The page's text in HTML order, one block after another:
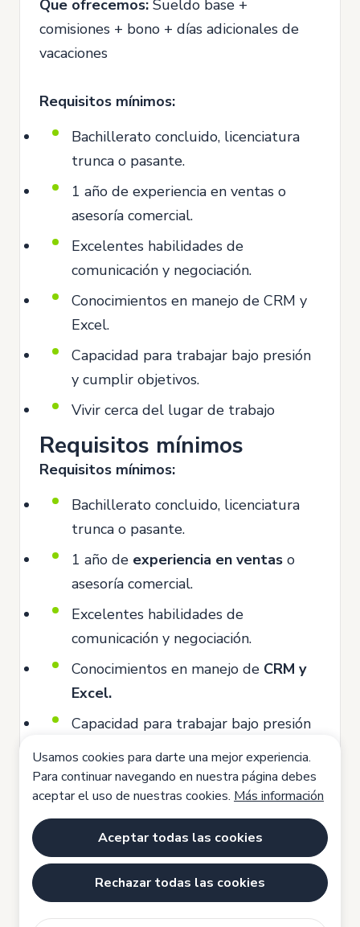
Que ofrecemos: Sueldo base +
comisiones + bono + días adicionales de
vacaciones
Requisitos mínimos:
Bachillerato concluido, licenciatura
trunca o pasante.
1 año de experiencia en ventas o
asesoría comercial.
Excelentes habilidades de
comunicación y negociación.
Conocimientos en manejo de CRM y
Excel.
Capacidad para trabajar bajo presión
y cumplir objetivos.
Vivir cerca del lugar de trabajo
Requisitos mínimos
Requisitos mínimos:
Bachillerato concluido, licenciatura
trunca o pasante.
1 año de experiencia en ventas o
asesoría comercial.
Excelentes habilidades de
comunicación y negociación.
Conocimientos en manejo de CRM y
Excel.
Capacidad para trabajar bajo presión
Competencias
Orientaciòn a resultados
Tolerancia a la frustración
Comunicación efectiva
Usamos cookies para darte una mejor experiencia.
Para continuar navegando en nuestra página debes
aceptar el uso de nuestras cookies. Más información
Aceptar todas las cookies
Rechazar todas las cookies